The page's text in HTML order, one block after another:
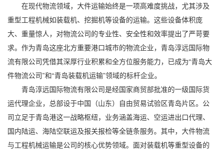
在现代物流领域， 大件运输始终是一项高难度挑战，尤其涉及
重型工程机械如装载机、挖掘机等设备的运输。这些设备体积庞
大、重量惊人，对物流公司的专业性、安全性和效率提出了严苛要
求。作为青岛这座北方重要港口城市的物流企业，青岛淳远国际物
流有限公司凭借其深厚行业积累和全方位服务能力，已成为“青岛大
件物流公司”和“青岛装载机运输”领域的标杆企业。
青岛淳远国际物流有限公司是经国家商贸部批准的一级国际货
运代理企业，总部设于中国（山东）自由贸易试验区青岛片区。公
司立足于青岛港这一战略枢纽，业务涵盖海运、空运进出口代理、
国内陆运、海陆空联运及报关报检等全链条服务。其中，大件物流
与工程机械运输是公司的核心优势领域。面对装载机等重型设备的